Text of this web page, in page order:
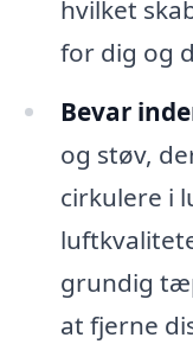
hvilket
for dig og
Bevar
og støv,
cirkulere i
grundig
at fjerne